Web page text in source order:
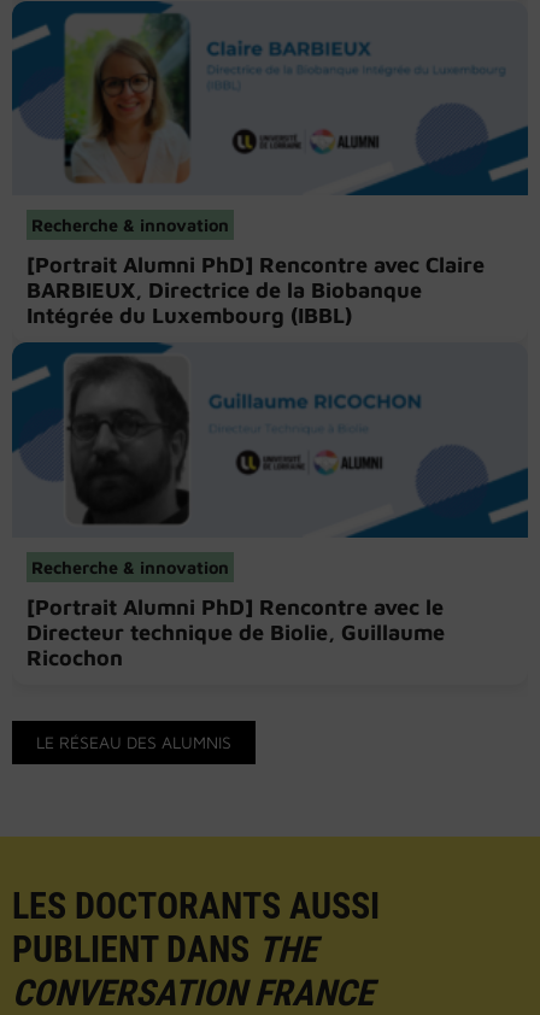
Recherche & innovation
[Portrait Alumni PhD] Rencontre avec Claire
BARBIEUX, Directrice de la Biobanque
Intégrée du Luxembourg (IBBL)
Recherche & innovation
[Portrait Alumni PhD] Rencontre avec le
Directeur technique de Biolie, Guillaume
Ricochon
LE RÉSEAU DES ALUMNIS
LES DOCTORANTS AUSSI
PUBLIENT DANS THE
CONVERSATION FRANCE